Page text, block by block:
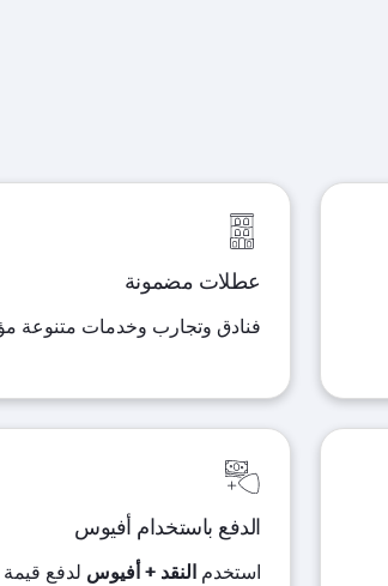
عطلات مضمونة
فنادق وتجارب وخدمات متنوعة
الدفع باستخدام أفيوس
استخدم النقد + أفيوس لدفع